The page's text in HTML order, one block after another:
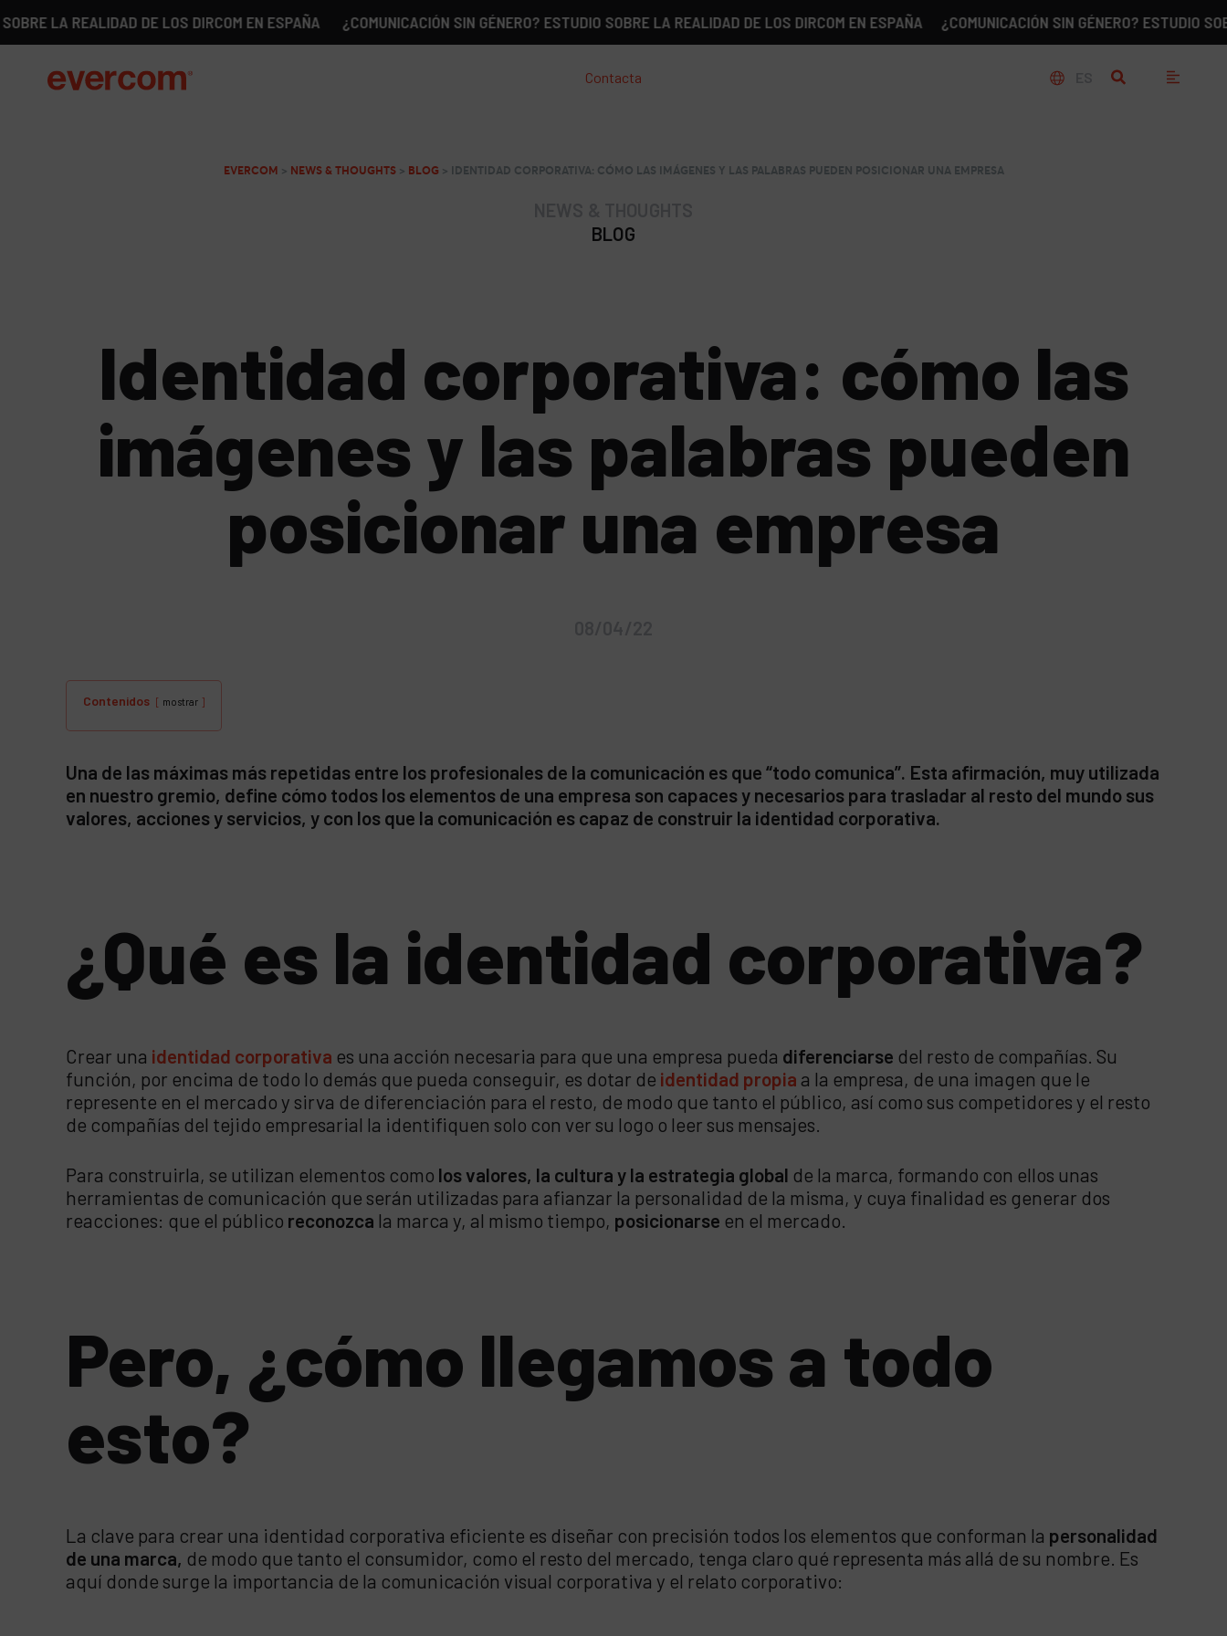
DE LOS DIRCOM EN ESPAÑA ¿COMUNICACIÓN SIN GÉNERO? ESTUDIO SOBRE LA REALIDAD DE LOS DIRCOM EN ESPAÑA ¿COMUNICACIÓN SIN GÉNERO? ESTUDIO SOBRE LA
Contacta
EVERCOM > NEWS & THOUGHTS> BLOG > IDENTIDAD CORPORATIVA: CÓMO LAS IMÁGENES Y LAS PALABRAS PUEDEN POSICIONAR UNA EMPRESA
BLOG
Identidad corporativa: cómo las
imágenes y las palabras pueden
posicionar una empresa
Contenidos mostrar
Una de las máximas más repetidas entre los profesionales de la comunicación es que “todo comunica”. Esta afirmación, muy utilizada
en nuestro gremio, define cómo todos los elementos de una empresa son capaces y necesarios para trasladar al resto del mundo sus
valores, acciones y servicios, y con los que la comunicación es capaz de construir la identidad corporativa.
¿Qué es la identidad corporativa?
Crear una identidad corporativa es una acción necesaria para que una empresa pueda diferenciarse del resto de compañías. Su
función, por encima de todo lo demás que pueda conseguir, es dotar de identidad propia a la empresa, de una imagen que le
represente en el mercado y sirva de diferenciación para el resto, de modo que tanto el público, así como sus competidores y el resto
de compañías del tejido empresarial la identifiquen solo con ver su logo o leer sus mensajes.
Para construirla, se utilizan elementos como los valores, la cultura y la estrategia global de la marca, formando con ellos unas
herramientas de comunicación que serán utilizadas para afianzar la personalidad de la misma, y cuya finalidad es generar dos
reacciones: que el público reconozca la marca y, al mismo tiempo, posicionarse en el mercado.
Pero, ¿cómo llegamos a todo
esto?
La clave para crear una identidad corporativa eficiente es diseñar con precisión todos los elementos que conforman la personalidad
de una marca, de modo que tanto el consumidor, como el resto del mercado, tenga claro qué representa más allá de su nombre. Es
aquí donde surge la importancia de la comunicación visual corporativa y el relato corporativo: